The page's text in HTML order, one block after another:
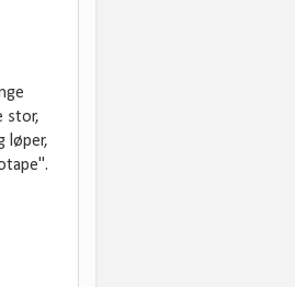
stor,
løper,